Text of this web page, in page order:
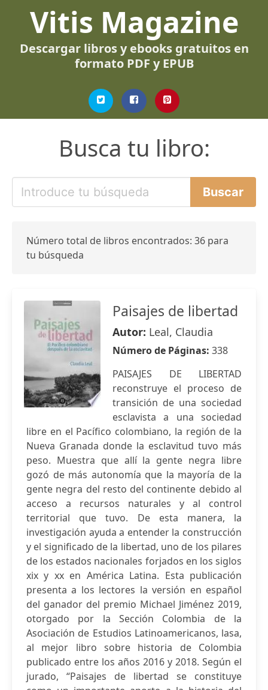
Vitis Magazine
Descargar libros y ebooks gratuitos en
formato PDF y EPUB
Busca tu libro:
Número total de libros encontrados: 36 para
tu búsqueda
Paisajes de libertad
Autor: Leal, Claudia
Número de Páginas: 338
PAISAJES DE LIBERTAD
reconstruye el proceso de
transición de una sociedad
esclavista a una sociedad
libre en el Pacífico colombiano, la región de la
Nueva Granada donde la esclavitud tuvo más
peso. Muestra que allí la gente negra libre
gozó de más autonomía que la mayoría de la
gente negra del resto del continente debido al
acceso a recursos naturales y al control
territorial que tuvo. De esta manera, la
investigación ayuda a entender la construcción
y el significado de la libertad, uno de los pilares
de los estados nacionales forjados en los siglos
xix y xx en América Latina. Esta publicación
presenta a los lectores la versión en español
del ganador del premio Michael Jiménez 2019,
otorgado por la Sección Colombia de la
Asociación de Estudios Latinoamericanos, lasa,
al mejor libro sobre historia de Colombia
publicado entre los años 2016 y 2018. Según el
jurado, “Paisajes de libertad se constituye